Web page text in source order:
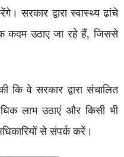
सरकार द्वारा स्वास्थ्य ढांचे
उठाए जा रहे हैं, जिससे
वे सरकार द्वारा संचालित
लाभ उठाएं और किसी भी
से संपर्क करें।